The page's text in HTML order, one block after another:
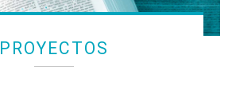
PROYECTOS